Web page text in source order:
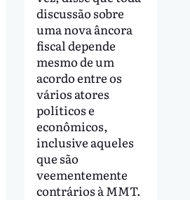
discussão sobre
uma nova âncora
fiscal depende
mesmo de um
acordo entre os
vários atores
políticos e
econômicos,
inclusive aqueles
que são
veementemente
contrários à MMT.